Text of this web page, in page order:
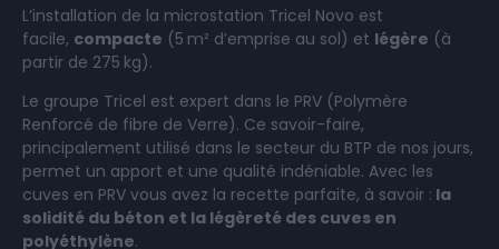
L’installation de la microstation Tricel Novo est
facile, compacte (5 m² d’emprise au sol) et légère (à
partir de 275 kg).
Le groupe Tricel est expert dans le PRV (Polymère
Renforcé de fibre de Verre). Ce savoir-faire,
principalement utilisé dans le secteur du BTP de nos jours,
permet un apport et une qualité indéniable. Avec les
cuves en PRV vous avez la recette parfaite, à savoir : la
solidité du béton et la légèreté des cuves en
polyéthylène.